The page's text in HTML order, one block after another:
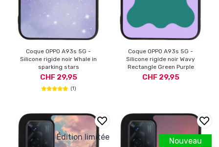
Coque OPPO A93s 5G -
Silicone rigide noir Whale in
sparking stars
CHF 29,95
(1)
Coque OPPO A93s 5G -
Silicone rigide noir Wavy
Rectangle Green Purple
CHF 29,95
Édition limitée
Nouveau